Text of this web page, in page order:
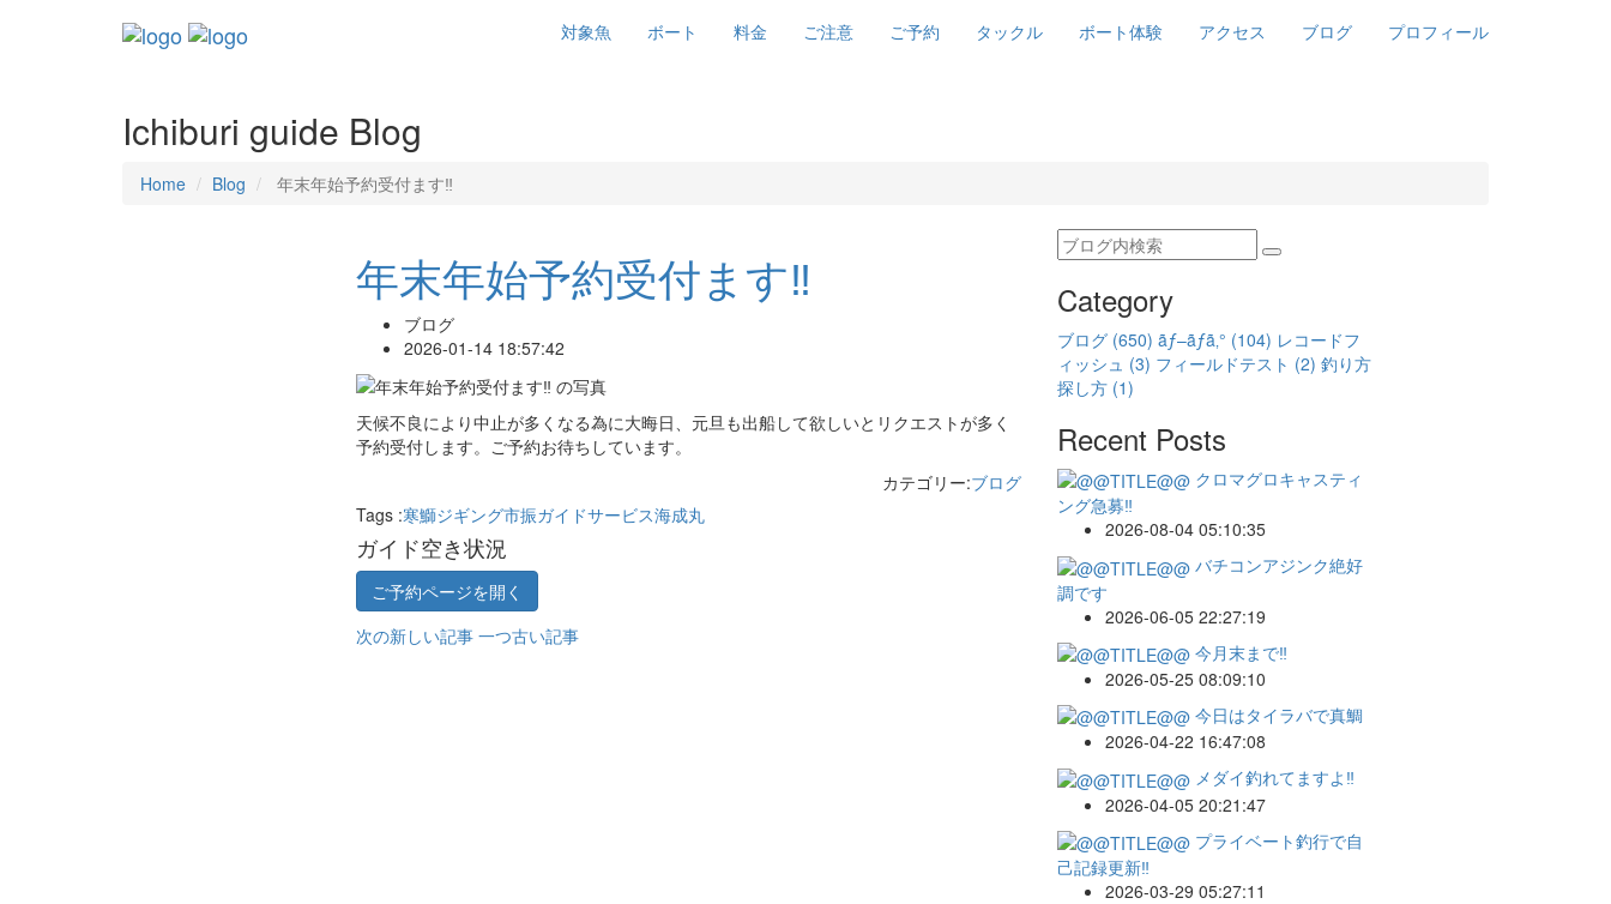
対象魚 ボート 料金 ご注意 ご予約 タックル ボート体験 アクセス ブログ プロフィール
Ichiburi guide Blog
Home Blog 年末年始予約受付ます‼️
年末年始予約受付ます‼️
ブログ
2026-01-14 18:57:42
天候不良により中止が多くなる為に大晦日、元旦も出船して欲しいとリクエストが多く
予約受付します。ご予約お待ちしています。
カテゴリー:ブログ
Tags :寒鰤ジギング市振ガイドサービス海成丸
ガイド空き状況
ご予約ページを開く
次の新しい記事 一つ古い記事
Category
ブログ (650) ãƒ–ãƒ­ã‚° (104) レコードフ
ィッシュ (3) フィールドテスト (2) 釣り方
探し方 (1)
Recent Posts
クロマグロキャスティ
ング急募‼️
2026-08-04 05:10:35
バチコンアジンク絶好
調です
2026-06-05 22:27:19
今月末まで‼️
2026-05-25 08:09:10
今日はタイラバで真鯛
2026-04-22 16:47:08
メダイ釣れてますよ‼️
2026-04-05 20:21:47
プライベート釣行で自
己記録更新‼️
2026-03-29 05:27:11